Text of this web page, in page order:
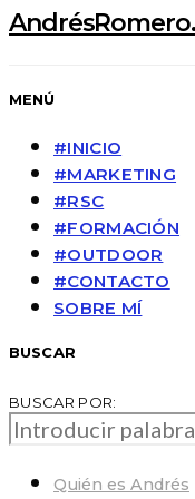
MENÚ
#INICIO
#MARKETING
#RSC
#FORMACIÓN
#OUTDOOR
#CONTACTO
SOBRE MÍ
BUSCAR
BUSCAR POR:
Quién es Andrés